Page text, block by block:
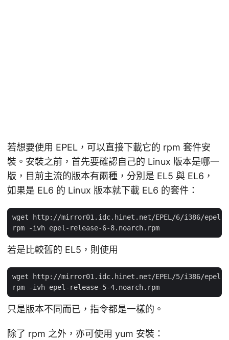
若想要使用 EPEL，可以直接下載它的 rpm 套件安
裝。安裝之前，首先要確認自己的 Linux 版本是哪一
版，目前主流的版本有兩種，分別是 EL5 與 EL6，
如果是 EL6 的 Linux 版本就下載 EL6 的套件：
若是比較舊的 EL5，則使用
只是版本不同而已，指令都是一樣的。
除了 rpm 之外，亦可使用 yum 安裝：